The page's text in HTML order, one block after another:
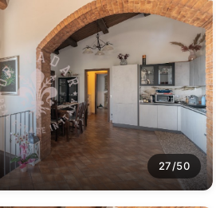
27/50